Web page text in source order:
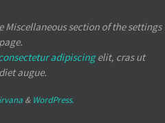
Miscellaneous section of the settings
page.
adipiscingelit, cras ut
augue.
& WordPress.